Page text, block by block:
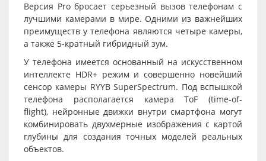
Версия Pro бросает серьезный вызов телефонам с
лучшими камерами в мире. Одними из важнейших
преимуществ у телефона являются четыре камеры,
а также 5-кратный гибридный зум.
У телефона имеется основанный на искуcственном
интеллекте HDR+ режим и совершенно новейший
сенсор камеры RYYB SuperSpectrum. Под вспышкой
телефона располагается камера ToF (time-of-
flight), нейронные движки внутри смартфона могут
комбинировать двухмерные изображения с картой
глубины для создания точных моделей реальных
объектов.